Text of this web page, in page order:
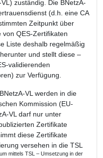
zuständig. Die BNetzA-
(d.h. eine CA
Zeitpunkt über
von QES-Zertifikaten
Liste deshalb regelmäßig
und stellt diese –
validierenden
zur Verfügung.
VL werden in die
Kommission (EU-
VL darf nur unter
Zertifikate
diese Zertifikate
versehen in die TSL
mittels TSL – Umsetzung in der